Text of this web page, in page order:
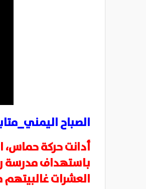
الصباح
أدانت حركة حماس،
باستهداف مدرسة
العشرات غالبيتهم